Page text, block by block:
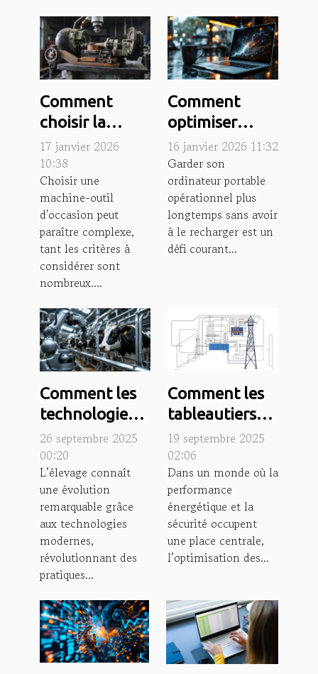
Comment
choisir la
machine-outil
d'occasion
adaptée à vos
besoins ?
17 janvier 2026
10:38
Choisir une
machine-outil
d'occasion peut
paraître complexe,
tant les critères à
considérer sont
nombreux....
Comment
optimiser
l'autonomie de
votre
ordinateur
portable ?
16 janvier 2026 11:32
Garder son
ordinateur portable
opérationnel plus
longtemps sans avoir
à le recharger est un
défi courant...
Comment les
technologies
modernes
transforment-
elles l'élevage
?
26 septembre 2025
00:20
L’élevage connaît
une évolution
remarquable grâce
aux technologies
modernes,
révolutionnant des
pratiques...
Comment les
tableautiers
industriels
optimisent-ils
les systèmes
électriques
modernes ?
19 septembre 2025
02:06
Dans un monde où la
performance
énergétique et la
sécurité occupent
une place centrale,
l’optimisation des...